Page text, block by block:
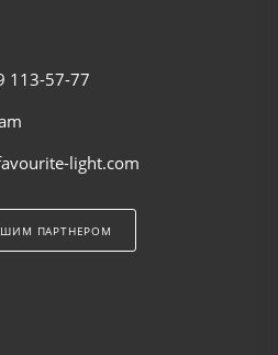
113-57-77
light.com
ПАРТНЕРОМ